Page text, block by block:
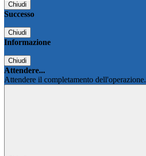
Chiudi
Successo
Chiudi
Informazione
Chiudi
Attendere...
Attendere il completamento